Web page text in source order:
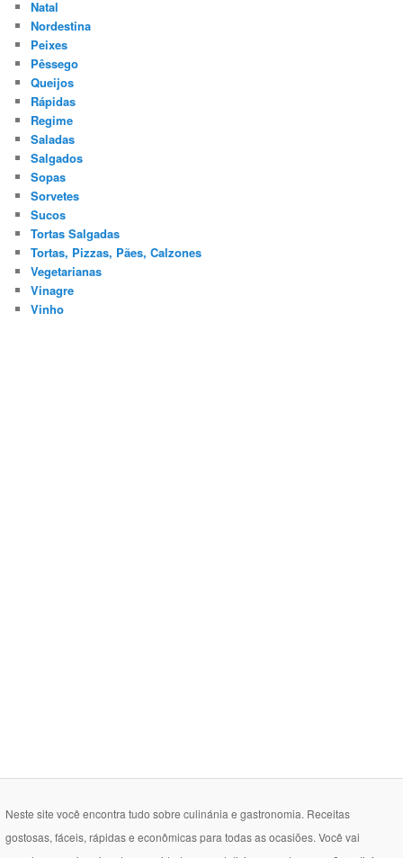
Natal
Nordestina
Peixes
Pêssego
Queijos
Rápidas
Regime
Saladas
Salgados
Sopas
Sorvetes
Sucos
Tortas Salgadas
Tortas, Pizzas, Pães, Calzones
Vegetarianas
Vinagre
Vinho
Neste site você encontra tudo sobre culinánia e gastronomia. Receitas
gostosas, fáceis, rápidas e econômicas para todas as ocasiões. Você vai